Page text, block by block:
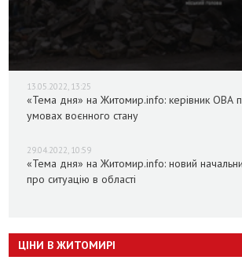
13.05.2022, 13:25
«Тема дня» на Житомир.info: керівник ОВА
умовах воєнного стану
29.04.2022, 10:59
«Тема дня» на Житомир.info: новий
про ситуацію в області
ЦІНИ В ЖИТОМИРІ